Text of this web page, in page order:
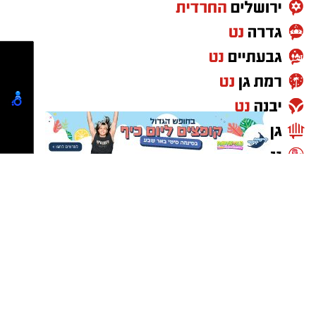
קניית עוקבים באינסטגרם היא שירות המאפשר
להגדיל את מספר העוקבים בפרופיל באמצעות
רכישת חבילות עוקבים מספקים שונים. כיום קיימים
שירותים רבים המציעים סוגים שונים של עוקבים –